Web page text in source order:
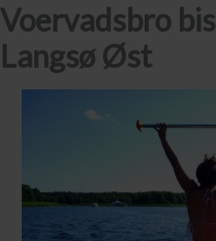
Voervadsbro
Langsø Øst